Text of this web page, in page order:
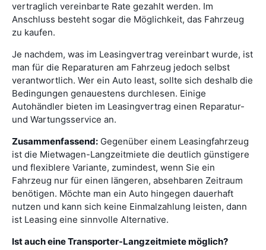
vertraglich vereinbarte Rate gezahlt werden. Im
Anschluss besteht sogar die Möglichkeit, das Fahrzeug
zu kaufen.
Je nachdem, was im Leasingvertrag vereinbart wurde, ist
man für die Reparaturen am Fahrzeug jedoch selbst
verantwortlich. Wer ein Auto least, sollte sich deshalb die
Bedingungen genauestens durchlesen. Einige
Autohändler bieten im Leasingvertrag einen Reparatur-
und Wartungsservice an.
Zusammenfassend: Gegenüber einem Leasingfahrzeug
ist die Mietwagen-Langzeitmiete die deutlich günstigere
und flexiblere Variante, zumindest, wenn Sie ein
Fahrzeug nur für einen längeren, absehbaren Zeitraum
benötigen. Möchte man ein Auto hingegen dauerhaft
nutzen und kann sich keine Einmalzahlung leisten, dann
ist Leasing eine sinnvolle Alternative.
Ist auch eine Transporter-Langzeitmiete möglich?